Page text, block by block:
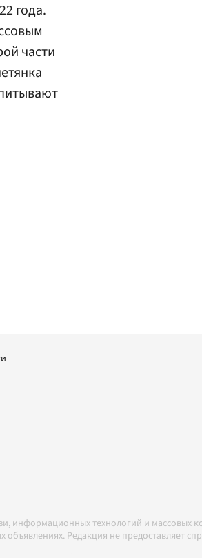
года.
части
информационных технологий и массовых
объявлениях. Редакция не предоставляет